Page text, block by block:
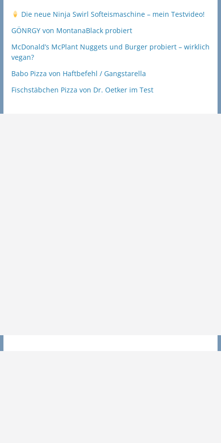
Die neue Ninja Swirl Softeismaschine – mein Testvideo!
GÖNRGY von MontanaBlack probiert
McDonald’s McPlant Nuggets und Burger probiert – wirklich
vegan?
Babo Pizza von Haftbefehl / Gangstarella
Fischstäbchen Pizza von Dr. Oetker im Test